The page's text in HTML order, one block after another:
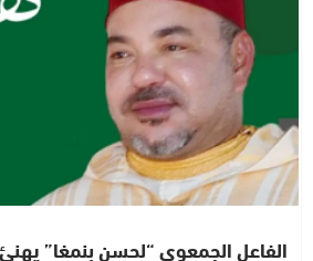
الفاعل الجمعوي “لحسن بنمغا”